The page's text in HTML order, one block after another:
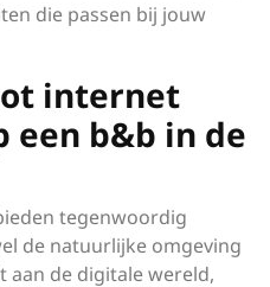
die passen bij jouw
internet
een b&b in de
tegenwoordig
de natuurlijke omgeving
aan de digitale wereld,